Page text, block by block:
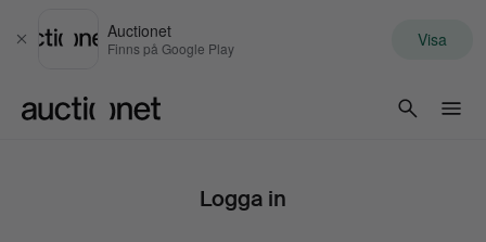
Stäng
Auctionet
Finns på Google Play Visa
Logga in